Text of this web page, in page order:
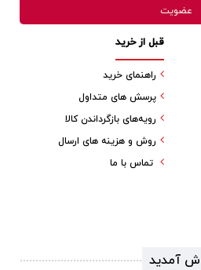
قبل از خرید
راهنمای خرید
پرسش های متداول
رویه‌های بازگرداندن کالا
روش و هزینه های ارسال
تماس با ما
آمدید